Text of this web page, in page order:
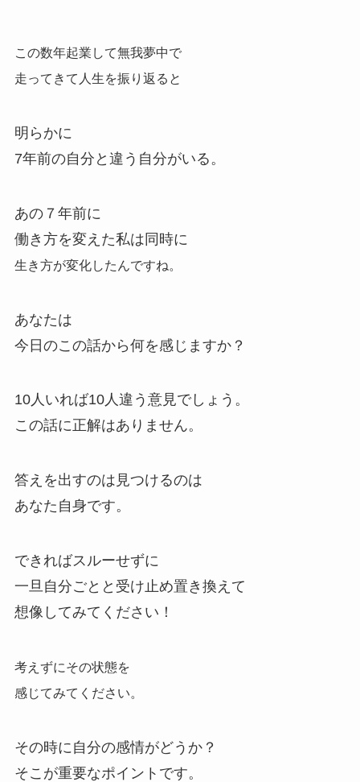
この数年起業して無我夢中で
走ってきて人生を振り返ると
明らかに
7年前の自分と違う自分がいる。
あの７年前に
働き方を変えた私は同時に
生き方が変化したんですね。
あなたは
今日のこの話から何を感じますか？
10人いれば10人違う意見でしょう。
この話に正解はありません。
答えを出すのは見つけるのは
あなた自身です。
できればスルーせずに
一旦自分ごとと受け止め置き換えて
想像してみてください！
考えずにその状態を
感じてみてください。
その時に自分の感情がどうか？
そこが重要なポイントです。